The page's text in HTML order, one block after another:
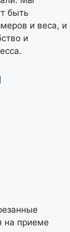
быть
и веса, и
и
на приеме